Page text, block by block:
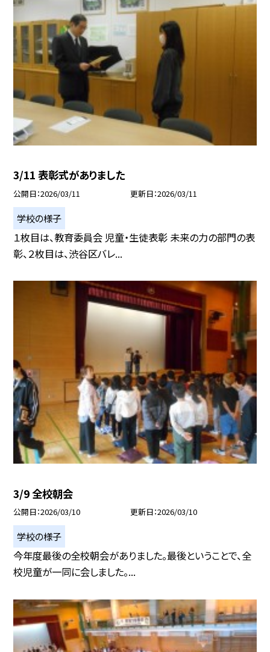
3/11 表彰式がありました
公開日 2026/03/11 更新日 2026/03/11
学校の様子
１枚目は、教育委員会 児童・生徒表彰 未来の力の部門の表
彰、２枚目は、渋谷区バレ...
3/9 全校朝会
公開日 2026/03/10 更新日 2026/03/10
学校の様子
今年度最後の全校朝会がありました。最後ということで、全
校児童が一同に会しました。...